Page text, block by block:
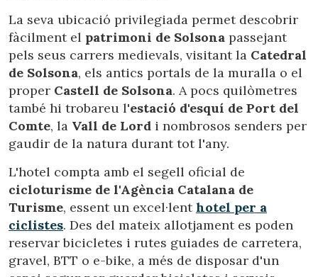
La seva ubicació privilegiada permet descobrir
fàcilment el patrimoni de Solsona passejant
pels seus carrers medievals, visitant la Catedral
de Solsona, els antics portals de la muralla o el
proper Castell de Solsona. A pocs quilòmetres
també hi trobareu l'estació d'esquí de Port del
Comte, la Vall de Lord i nombrosos senders per
gaudir de la natura durant tot l'any.
L'hotel compta amb el segell oficial de
cicloturisme de l'Agència Catalana de
Turisme, essent un excel·lenthotel per a
ciclistes. Des del mateix allotjament es poden
reservar bicicletes i rutes guiades de carretera,
gravel, BTT o e-bike, a més de disposar d'un
Modificar cookies
Tècniques i funcionals
Sempre activades
Aquest lloc web utilitza cookies pròpies per recopilar
informació amb la finalitat de millorar els nostres serveis.
Si continua navegant, suposa l'acceptació de la instal·lació
de les mateixes. L'usuari té la possibilitat de configurar el
navegador podent, si així ho desitja, impedir que siguin
compte que aquesta acció podrà ocasionar dificultats de
navegació de la pàgina web.
Analítiques i personalització
Permeten fer el seguiment i l'anàlisi del comportament
dels usuaris d'aquest lloc web. La informació recollida
mitjançant aquest tipus de cookies s'utilitza en el
mesurament de l'activitat del web per a l'elaboració de